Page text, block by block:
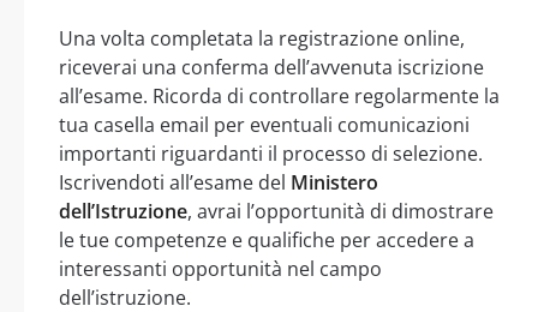
Una volta completata la registrazione online,
riceverai una conferma dell’avvenuta iscrizione
all’esame. Ricorda di controllare regolarmente la
tua casella email per eventuali comunicazioni
importanti riguardanti il processo di selezione.
Iscrivendoti all’esame del Ministero
dell’Istruzione, avrai l’opportunità di dimostrare
le tue competenze e qualifiche per accedere a
interessanti opportunità nel campo
dell’istruzione.